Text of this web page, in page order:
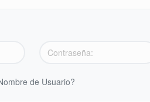
de Usuario?